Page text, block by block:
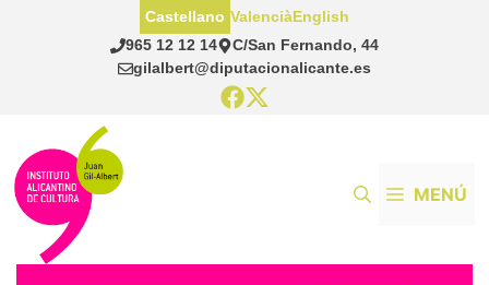
965 12 12 14
C/San Fernando, 44
gilalbert@diputacionalicante.es
Castellano ValenciàEnglish
MENÚ